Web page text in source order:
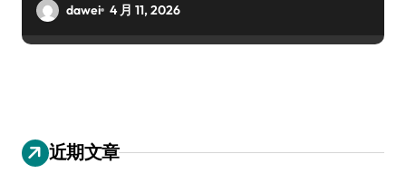
dawei 4 月 11, 2026
近期文章